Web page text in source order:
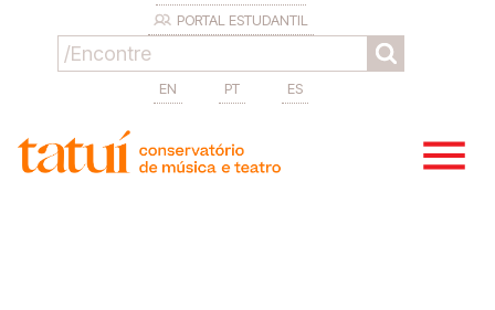
PORTAL ESTUDANTIL
EN PT ES